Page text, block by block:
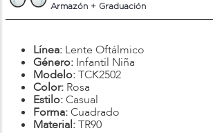
Armazón + Graduación
Línea: Lente Oftálmico
Género: Infantil Niña
Modelo:TCK2502
Color: Rosa
Estilo:Casual
Forma:Cuadrado
Material:TR90